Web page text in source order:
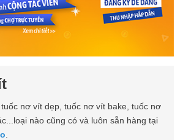
nơ vít dẹp, tuốc nơ vít bake, tuốc nơ
nào cũng có và luôn sẵn hàng tại